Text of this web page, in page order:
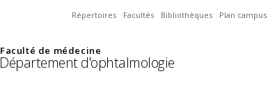
Répertoires Facultés Bibliothèques Plan campus
Faculté de médecine
Département d'ophtalmologie